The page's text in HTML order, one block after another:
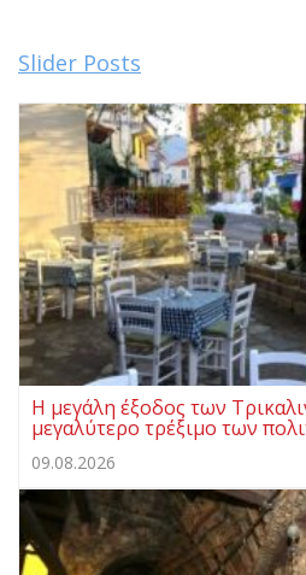
Slider Posts
Η μεγάλη έξοδος των
μεγαλύτερο τρέξιμο των
09.08.2026